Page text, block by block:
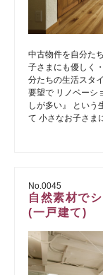
中古物件を自分た
子さまにも優しく
分たちの生活スタ
要望で リノベーシ
しが多い』 という
て 小さなお子さま
No.0045
自然素材で
(一戸建て)